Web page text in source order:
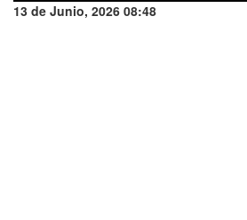
13 de Junio, 2026 08:48